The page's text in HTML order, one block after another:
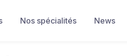
Nos spécialités News